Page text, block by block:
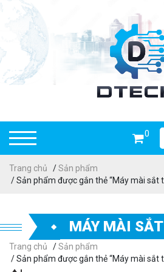
0
Trang chủ /Sản phẩm
/ Sản phẩm được gắn thẻ “Máy mài sắt
MÁY MÀI
Trang chủ /Sản phẩm
/ Sản phẩm được gắn thẻ “Máy mài sắt